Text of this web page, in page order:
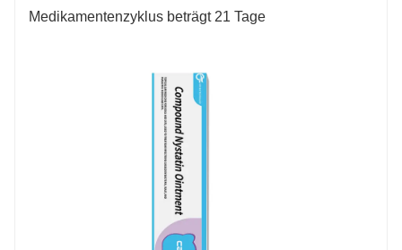
Medikamentenzyklus beträgt 21 Tage